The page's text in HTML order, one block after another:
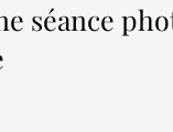
séance